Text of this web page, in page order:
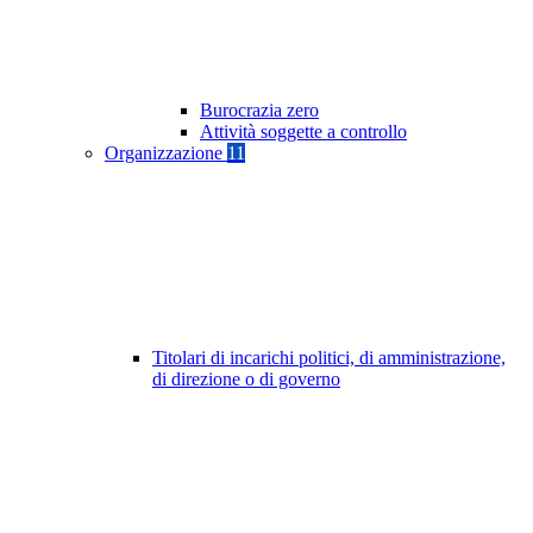
Burocrazia zero
Attività soggette a controllo
Organizzazione 11
Titolari di incarichi politici, di amministrazione,
di direzione o di governo